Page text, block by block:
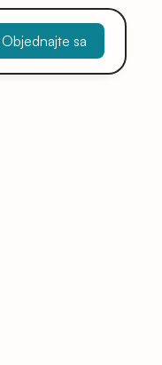
Objednajte sa